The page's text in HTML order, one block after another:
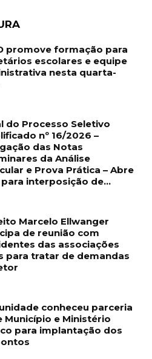
promove formação para
escolares e equipe
nesta quarta-
do Processo Seletivo
nº 16/2026 –
das Notas
da Análise
e Prova Prática – Abre
interposição de...
Marcelo Ellwanger
de reunião com
das associações
para tratar de demandas
conheceu parceria
Município e Ministério
para implantação dos